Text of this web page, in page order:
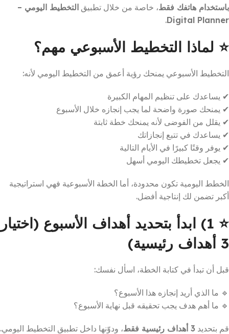
باستخدام هاتفك فقط، خاصة من خلال تطبيق التخطيط اليومي –
Digital Planner
.
⭐ لماذا التخطيط الأسبوعي مهم؟
التخطيط الأسبوعي يمنحك رؤية أعمق من التخطيط اليومي لأنه:
✔ يساعدك على تنظيم المهام الكبيرة
✔ يمنحك صورة واضحة لما يجب إنجازه خلال الأسبوع
✔ يقلل من الفوضى لأنه يمنحك خطة ثابتة
✔ يساعدك في تتبع إنجازاتك
✔ يوفر وقتًا كبيرًا في الأيام التالية
✔ يجعل تخطيطك اليومي أسهل
الخطط اليومية تكون محدودة، أما الخطة الأسبوعية فهي استراتيجية
أكبر تضمن لك إنتاجية أفضل.
⭐
1) ابدأ بتحديد أهداف الأسبوع (اختيار
3 أهداف رئيسية)
قبل أن تبدأ في كتابة الخطة، اسأل نفسك:
🔹 ما الذي أريد إنجازه هذا الأسبوع؟
🔹 ما أهم هدف يجب تحقيقه قبل نهاية الأسبوع؟
قم بتحديد 3 أهداف رئيسية فقط
، ودوّنها داخل تطبيق التخطيط اليومي.